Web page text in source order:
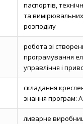
паспортів,
та
розподілу
робота зі
програмування
управління і
складання
знання програм:
ливарне